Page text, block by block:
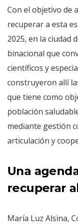
Con el objetivo de
recuperar a esta
2025, en la ciudad
binacional que
científicos y
construyeron allí
que tiene como
población
mediante gestión
articulación y
Una
recuperar
María Luz Alsina,